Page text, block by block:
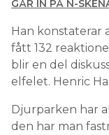
GÅR IN PÅ N-
Han konstaterar
fått 132
blir en del
elfelet. Henric
Djurparken har
den har man